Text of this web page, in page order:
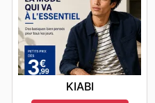
https://
KIABI